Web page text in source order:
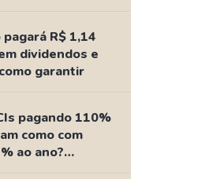
R$ 1,14
dividendos e
garantir
pagando 110%
como com
ao ano?
contas